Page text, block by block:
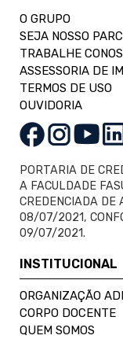
O GRUPO
SEJA NOSSO
TRABALHE
ASSESSORIA DE
TERMOS DE USO
OUVIDORIA
PORTARIA DE
A FACULDADE
CREDENCIADA DE
08/07/2021,
09/07/2021.
INSTITUCIONAL
ORGANIZAÇÃO
CORPO DOCENTE
QUEM SOMOS